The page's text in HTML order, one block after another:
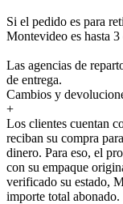
Si el pedido es para
Montevideo es hasta
Las agencias de
de entrega.
Cambios y
+
Los clientes cuentan
reciban su compra
dinero. Para eso, el
con su empaque
verificado su estado,
importe total abonado.